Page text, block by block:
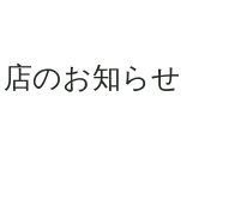
店のお知らせ